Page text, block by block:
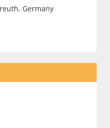
Germany